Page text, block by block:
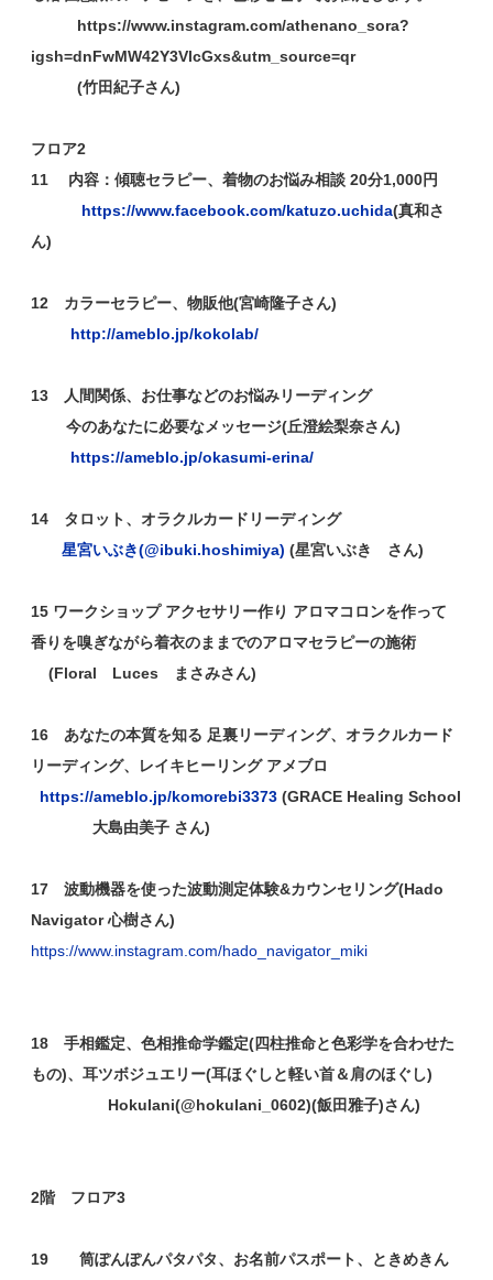
https://www.instagram.com/athenano_sora?
igsh=dnFwMW42Y3VlcGxs&utm_source=qr
(竹田紀子さん)
フロア2
11 内容：傾聴セラピー、着物のお悩み相談 20分1,000円
https://www.facebook.com/katuzo.uchida(真和さ
ん)
12 カラーセラピー、物販他(宮崎隆子さん)
http://ameblo.jp/kokolab/
13 人間関係、お仕事などのお悩みリーディング
今のあなたに必要なメッセージ(丘澄絵梨奈さん)
https://ameblo.jp/okasumi-erina/
14 タロット、オラクルカードリーディング
星宮いぶき(@ibuki.hoshimiya)(星宮いぶき さん)
15 ワークショップ アクセサリー作り アロマコロンを作って
香りを嗅ぎながら着衣のままでのアロマセラピーの施術
(Floral Luces まさみさん)
16
あなたの本質を知る 足裏リーディング、オラクルカード
リーディング、レイキヒーリング アメブロ
https://ameblo.jp/komorebi3373 (GRACE Healing School
大島由美子 さん)
17 波動機器を使った波動測定体験&カウンセリング(Hado
Navigator 心樹さん)
https://www.instagram.com/hado_navigator_miki
18 手相鑑定、色相推命学鑑定(四柱推命と色彩学を合わせた
もの)、耳ツボジュエリー(耳ほぐしと軽い首＆肩のほぐし)
Hokulani(@hokulani_0602)(飯田雅子)さん)
2階 フロア3
19 筒ぽんぽんパタパタ、お名前パスポート、ときめきん